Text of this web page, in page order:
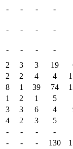
- - - -
- - - -
- - -
-
2 3 3 19
2 2 4 4
8 1 39 74
1 2 1
5
3 3 6 4
4 2 3
5
- - -
-
- - - 130